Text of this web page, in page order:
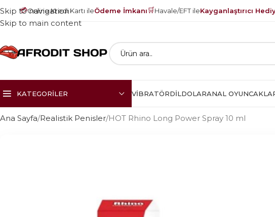
💳Online Kredi Kartı ileÖdeme İmkanı🛒Havale/EFT ileKayganlaştırıcı
Skip to navigation
Skip to main content
KATEGORILER VIBRATÖRDILDOLARANAL
Ana Sayfa Realistik Penisler HOT Rhino Long Power Spray 10 ml